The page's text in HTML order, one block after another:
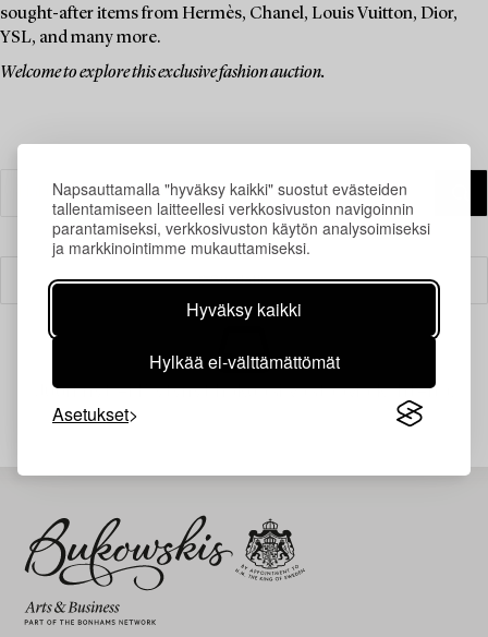
Napsauttamalla "hyväksy kaikki" suostut evästeiden
tallentamiseen laitteellesi verkkosivuston navigoinnin
parantamiseksi, verkkosivuston käytön analysoimiseksi
ja markkinointimme mukauttamiseksi.
Hyväksy kaikki
Hylkää ei-välttämättömät
Asetukset
sought-after items from Hermès, Chanel, Louis Vuitton, Dior,
YSL, and many more.
Welcome to explore this exclusive fashion auction.
Suodatin
Juuri nyt ei löytynyt hakuasi vastaavia kohteita.